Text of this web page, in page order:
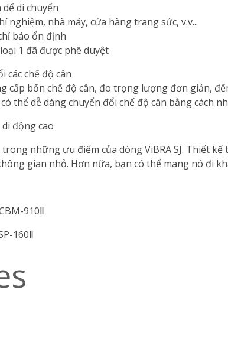
di chuyển
nghiệm, nhà máy, cửa hàng trang sức, v.v...
báo ổn định
1 đã được phê duyệt
các chế độ cân
cấp bốn chế độ cân, đo trọng lượng đơn giản,
thể dễ dàng chuyển đổi chế độ cân bằng cách
động cao
những ưu điểm của dòng ViBRA SJ. Thiết
gian nhỏ. Hơn nữa, bạn có thể mang nó đi
910Ⅱ
160Ⅱ